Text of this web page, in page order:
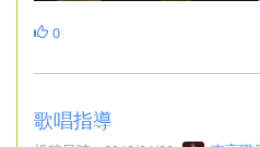
0
歌唱指導